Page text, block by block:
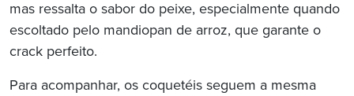
mas ressalta o sabor do peixe, especialmente quando
escoltado pelo mandiopan de arroz, que garante o
crack perfeito.
Para acompanhar, os coquetéis seguem a mesma